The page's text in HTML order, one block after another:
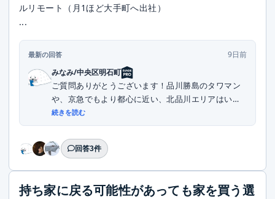
ルリモート（月1ほど大手町へ出社）
...
最新の回答
9日前
みなみ/中央区明石町
ご質問ありがとうございます！品川勝島のタワマン
や、京急でもより都心に近い、北品川エリアはいか
がでし...
続きを読む
回答3件
持ち家に戻る可能性があっても家を買う選